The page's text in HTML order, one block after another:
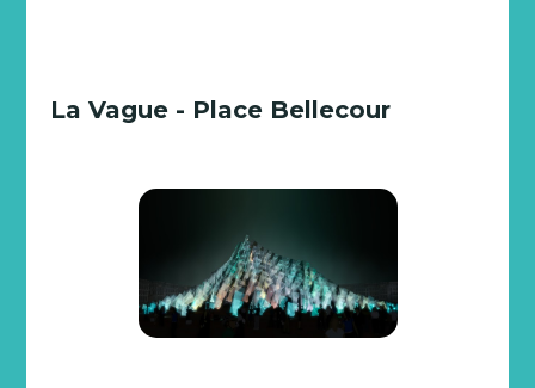
La Vague - Place Bellecour